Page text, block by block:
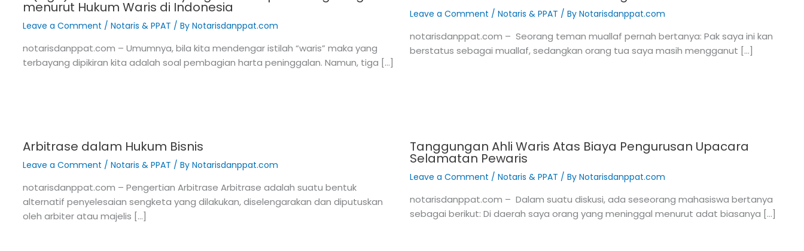
menurut Hukum Waris di Indonesia
Leave a Comment / Notaris & PPAT / By Notarisdanppat.com
notarisdanppat.com – Umumnya, bila kita mendengar istilah “waris” maka yang
terbayang dipikiran kita adalah soal pembagian harta peninggalan. Namun, tiga […]
Leave a Comment / Notaris & PPAT / By Notarisdanppat.com
notarisdanppat.com – Seorang teman muallaf pernah bertanya: Pak saya ini kan
berstatus sebagai muallaf, sedangkan orang tua saya masih mengganut […]
Arbitrase dalam Hukum Bisnis
Leave a Comment / Notaris & PPAT / By Notarisdanppat.com
notarisdanppat.com – Pengertian Arbitrase Arbitrase adalah suatu bentuk
alternatif penyelesaian sengketa yang dilakukan, diselengarakan dan diputuskan
oleh arbiter atau majelis […]
Tanggungan Ahli Waris Atas Biaya Pengurusan Upacara
Selamatan Pewaris
Leave a Comment / Notaris & PPAT / By Notarisdanppat.com
notarisdanppat.com – Dalam suatu diskusi, ada seseorang mahasiswa bertanya
sebagai berikut: Di daerah saya orang yang meninggal menurut adat biasanya […]